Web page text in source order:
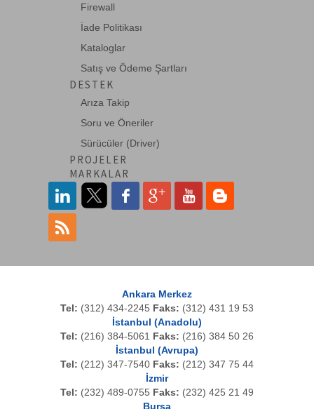
Firewall
İade Politikası
Kataloglar
Satış ve Ödeme Şartları
DESTEK
Arıza Takip
Soru ve Öneriler
Sürücüler (Driver)
PROJELER
MARKALAR
Ankara Merkez
Tel: (312) 434-2245 Faks: (312) 431 19 53
İstanbul (Anadolu)
Tel: (216) 384-5061 Faks: (216) 384 50 26
İstanbul (Avrupa)
Tel: (212) 347-7540 Faks: (212) 347 75 44
İzmir
Tel: (232) 489-0755 Faks: (232) 425 21 49
Bursa